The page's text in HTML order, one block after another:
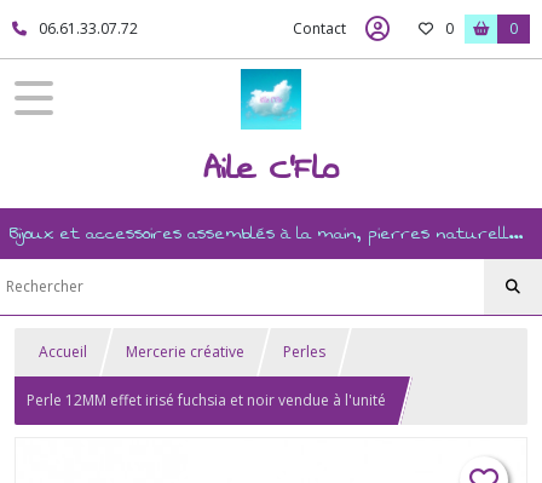
06.61.33.07.72 Contact 0 0
Aile C'Flo
Bijoux et accessoires assemblés à la main, pierres naturelles, ésotérisme, revente, et mercerie créative
Accueil Mercerie créative Perles
Perle 12MM effet irisé fuchsia et noir vendue à l'unité